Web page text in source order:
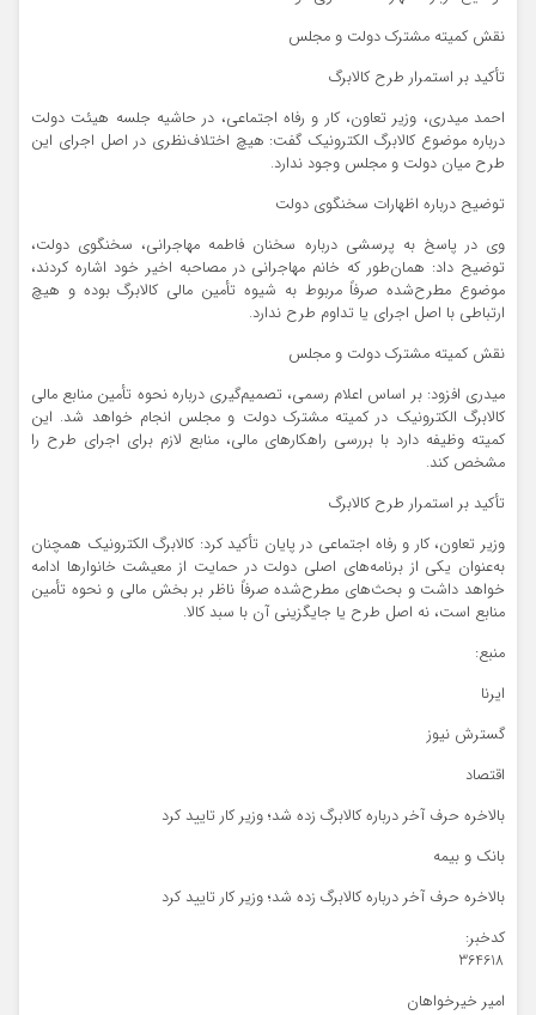
نقش کمیته مشترک دولت و مجلس
تأکید بر استمرار طرح کالابرگ
احمد میدری، وزیر تعاون، کار و رفاه اجتماعی، در حاشیه جلسه هیئت دولت
درباره موضوع کالابرگ الکترونیک گفت: هیچ اختلاف‌نظری در اصل اجرای این
طرح میان دولت و مجلس وجود ندارد.
توضیح درباره اظهارات سخنگوی دولت
وی در پاسخ به پرسشی درباره سخنان فاطمه مهاجرانی، سخنگوی دولت،
توضیح داد: همان‌طور که خانم مهاجرانی در مصاحبه اخیر خود اشاره کردند،
موضوع مطرح‌شده صرفاً مربوط به شیوه تأمین مالی کالابرگ بوده و هیچ
ارتباطی با اصل اجرای یا تداوم طرح ندارد.
نقش کمیته مشترک دولت و مجلس
میدری افزود: بر اساس اعلام رسمی، تصمیم‌گیری درباره نحوه تأمین منابع مالی
کالابرگ الکترونیک در کمیته مشترک دولت و مجلس انجام خواهد شد. این
کمیته وظیفه دارد با بررسی راهکارهای مالی، منابع لازم برای اجرای طرح را
مشخص کند.
تأکید بر استمرار طرح کالابرگ
وزیر تعاون، کار و رفاه اجتماعی در پایان تأکید کرد: کالابرگ الکترونیک همچنان
به‌عنوان یکی از برنامه‌های اصلی دولت در حمایت از معیشت خانوارها ادامه
خواهد داشت و بحث‌های مطرح‌شده صرفاً ناظر بر بخش مالی و نحوه تأمین
منابع است، نه اصل طرح یا جایگزینی آن با سبد کالا.
منبع:
ایرنا
گسترش نیوز
اقتصاد
بالاخره حرف آخر درباره کالابرگ زده شد؛ وزیر کار تایید کرد
بانک و بیمه
بالاخره حرف آخر درباره کالابرگ زده شد؛ وزیر کار تایید کرد
کدخبر:
364618
امیر خیرخواهان